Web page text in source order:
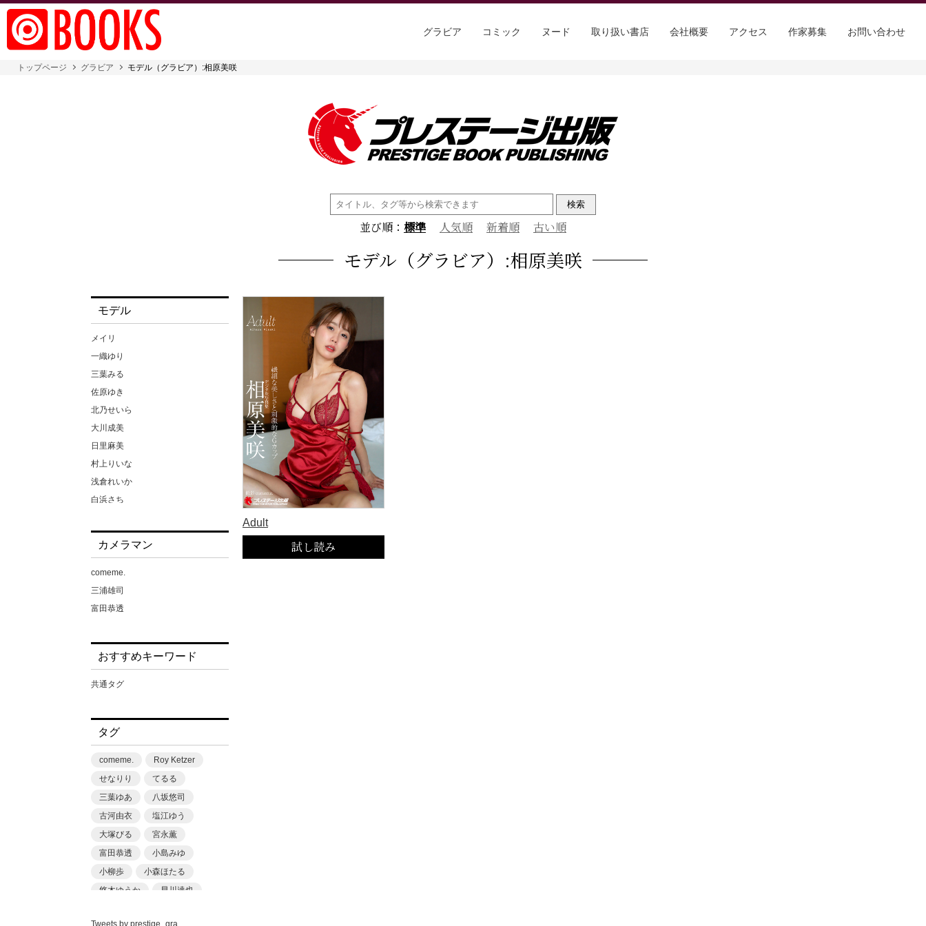
グラビア コミック ヌード 取り扱い書店 会社概要 アクセス 作家募集 お問い合わせ
トップページ グラビア モデル（グラビア）:相原美咲
検
索:
並び順： 標準 人気順 新着順 古い順
モデル（グラビア）:相原美咲
Adult
モデル
メイリ
一織ゆり
三葉みる
佐原ゆき
北乃せいら
大川成美
日里麻美
村上りいな
浅倉れいか
白浜さち
能美真奈
蒼野杏
藤原みらちよ
要あい
カメラマン
comeme.
三浦雄司
富田恭透
おすすめキーワード
共通タグ
タグ
comeme.
Roy Ketzer
せなりり
てるる
三葉ゆあ
八坂悠司
古河由衣
塩江ゆう
大塚びる
宮永薫
富田恭透
小島みゆ
小柳歩
小森ほたる
悠木ゆうか
早川達也
Tweets by prestige_gra